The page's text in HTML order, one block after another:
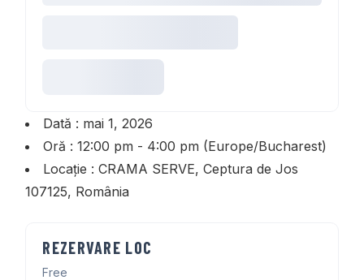
Dată : mai 1, 2026
Oră : 12:00 pm - 4:00 pm (Europe/Bucharest)
Locație : CRAMA SERVE, Ceptura de Jos
107125, România
REZERVARE LOC
Free